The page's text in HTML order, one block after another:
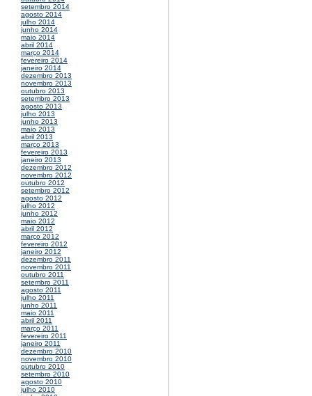
setembro 2014
agosto 2014
julho 2014
junho 2014
maio 2014
abril 2014
março 2014
fevereiro 2014
janeiro 2014
dezembro 2013
novembro 2013
outubro 2013
setembro 2013
agosto 2013
julho 2013
junho 2013
maio 2013
abril 2013
março 2013
fevereiro 2013
janeiro 2013
dezembro 2012
novembro 2012
outubro 2012
setembro 2012
agosto 2012
julho 2012
junho 2012
maio 2012
abril 2012
março 2012
fevereiro 2012
janeiro 2012
dezembro 2011
novembro 2011
outubro 2011
setembro 2011
agosto 2011
julho 2011
junho 2011
maio 2011
abril 2011
março 2011
fevereiro 2011
janeiro 2011
dezembro 2010
novembro 2010
outubro 2010
setembro 2010
agosto 2010
julho 2010